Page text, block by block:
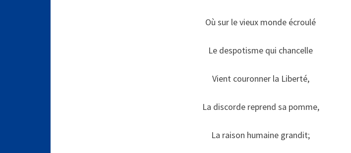
Où sur le vieux monde écroulé
Le despotisme qui chancelle
Vient couronner la Liberté,
La discorde reprend sa pomme,
La raison humaine grandit;